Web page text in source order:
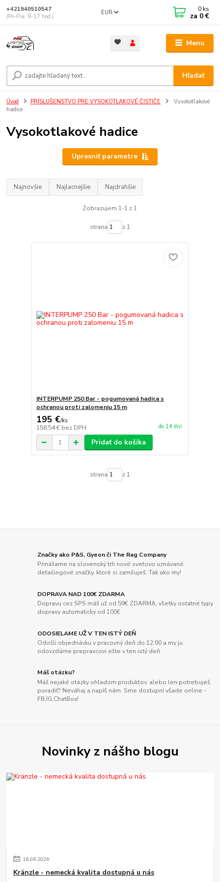
Menu
EUR
Hľadať
+421940510547
(Po-Pia, 8-17 hod.)
0 ks
za 0 €
Úvod PRÍSLUŠENSTVO PRE VYSOKOTLAKOVÉ ČISTIČE
Vysokotlakové
hadice
Vysokotlakové hadice
Upresniť parametre
Najnovšie Najlacnejšie Najdrahšie
Zobrazujem 1-1 z 1
strana z 1
INTERPUMP 250 Bar - pogumovaná hadica s
ochranou proti zalomeniu 15 m
195 €/ks
158,54 € bez DPH do 14 dní
Pridať do košíka
strana z 1
Značky ako P&S, Gyeon či The Rag Company
Prinášame na slovenský trh nové svetovo uznávané
detailingové značky, ktoré si zamiluješ. Tak ako my!
DOPRAVA NAD 100€ ZDARMA
Dopravu cez SPS máš už od 59€ ZDARMA, všetky ostatné typy
dopravy automaticky od 100€
ODOSIELAME UŽ V TEN ISTÝ DEŇ
Odošli objednávku v pracovný deň do 12:00 a my ju
odovzdáme prepravcovi ešte v ten istý deň.
Máš otázku?
Máš nejaké otázky ohľadom produktov, alebo len potrebuješ
poradiť? Neváhaj a napíš nám. Sme dostupní všade online -
FB,IG,ChatBox!
Novinky z nášho blogu
16.06.2026
Kränzle - nemecká kvalita dostupná u nás